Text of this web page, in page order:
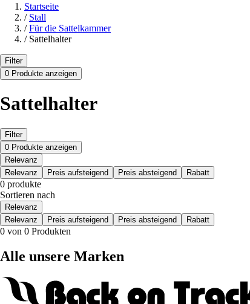
Startseite
/ Stall
/ Für die Sattelkammer
/ Sattelhalter
Filter
0 Produkte anzeigen
Sattelhalter
Filter
0 Produkte anzeigen
Relevanz
Relevanz
Preis aufsteigend Preis absteigend Rabatt
0 produkte
Sortieren nach
Relevanz
Relevanz
Preis aufsteigend Preis absteigend Rabatt
0 von 0 Produkten
Alle unsere Marken